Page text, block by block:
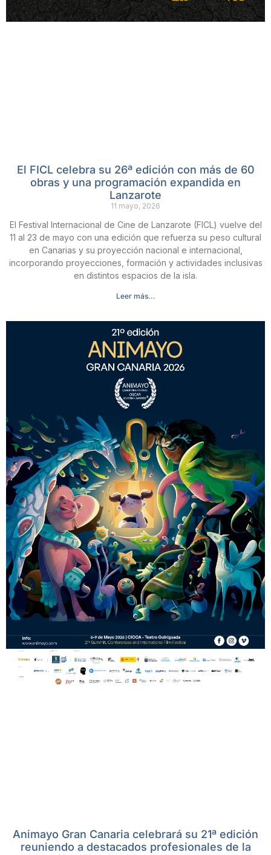
El FICL celebra su 26ª edición con más de 60
obras y una programación expandida en
Lanzarote
11 mayo, 2026
El Festival Internacional de Cine de Lanzarote (FICL) vuelve del
11 al 23 de mayo con una edición que refuerza su peso cultural
en Canarias y su proyección nacional e internacional,
incorporando proyecciones, formación y actividades inclusivas
en distintos espacios de la isla.
Leer más...
Animayo Gran Canaria celebrará su 21ª edición
reuniendo a destacados profesionales de la